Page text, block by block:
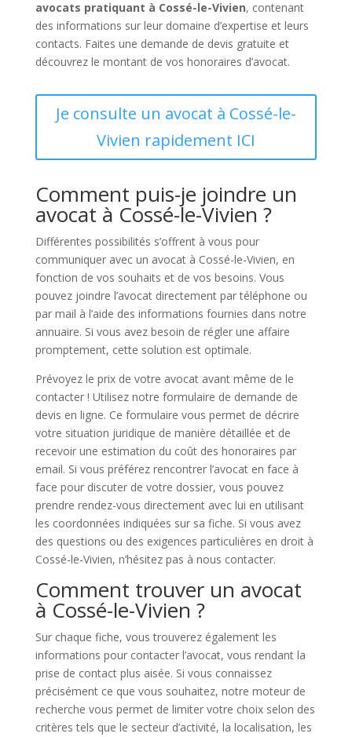
avocats pratiquant à Cossé-le-Vivien, contenant
des informations sur leur domaine d’expertise et leurs
contacts. Faites une demande de devis gratuite et
découvrez le montant de vos honoraires d’avocat.
Je consulte un avocat à Cossé-le-
Vivien rapidement ICI
Comment puis-je joindre un
avocat à Cossé-le-Vivien ?
Différentes possibilités s’offrent à vous pour
communiquer avec un avocat à Cossé-le-Vivien, en
fonction de vos souhaits et de vos besoins. Vous
pouvez joindre l’avocat directement par téléphone ou
par mail à l’aide des informations fournies dans notre
annuaire. Si vous avez besoin de régler une affaire
promptement, cette solution est optimale.
Prévoyez le prix de votre avocat avant même de le
contacter ! Utilisez notre formulaire de demande de
devis en ligne. Ce formulaire vous permet de décrire
votre situation juridique de manière détaillée et de
recevoir une estimation du coût des honoraires par
email. Si vous préférez rencontrer l’avocat en face à
face pour discuter de votre dossier, vous pouvez
prendre rendez-vous directement avec lui en utilisant
les coordonnées indiquées sur sa fiche. Si vous avez
des questions ou des exigences particulières en droit à
Cossé-le-Vivien, n’hésitez pas à nous contacter.
Comment trouver un avocat
à Cossé-le-Vivien ?
Sur chaque fiche, vous trouverez également les
informations pour contacter l’avocat, vous rendant la
prise de contact plus aisée. Si vous connaissez
précisément ce que vous souhaitez, notre moteur de
recherche vous permet de limiter votre choix selon des
critères tels que le secteur d’activité, la localisation, les